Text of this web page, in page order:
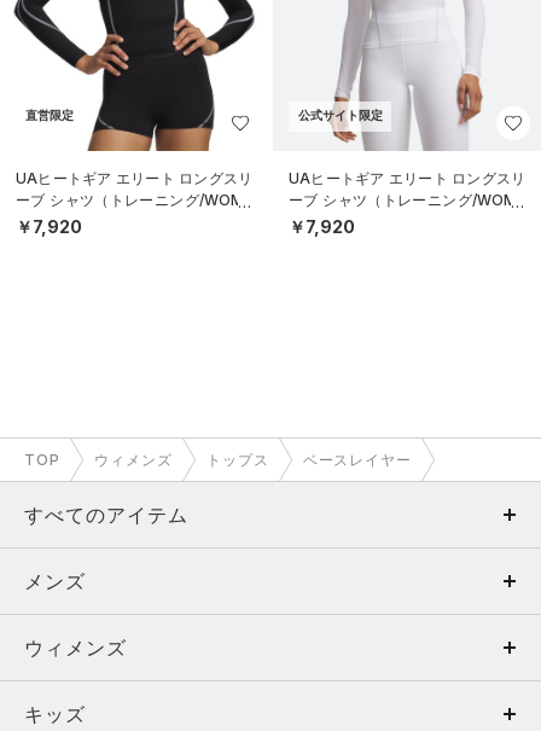
直営限定
UAヒートギア エリート ロングスリ
ーブ シャツ（トレーニング/WOME
N）
￥7,920
公式サイト限定
UAヒートギア エリート ロングスリ
ーブ シャツ（トレーニング/WOME
N）
￥7,920
TOP ウィメンズ トップス ベースレイヤー
すべてのアイテム
メンズ
ウィメンズ
キッズ
メンズ
トップス
ボトムス
ウィメンズ
トップス
キッズ